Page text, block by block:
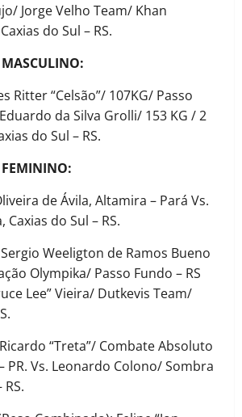
Jorge Velho Team/ Khan
do Sul – RS.
Ritter “Celsão”/ 107KG/ Passo
da Silva Grolli/ 153 KG / 2
do Sul – RS.
de Ávila, Altamira – Pará Vs.
do Sul – RS.
Weeligton de Ramos Bueno
Olympika/ Passo Fundo – RS
Lee” Vieira/ Dutkevis Team/
“Treta”/ Combate Absoluto
PR. Vs. Leonardo Colono/ Sombra